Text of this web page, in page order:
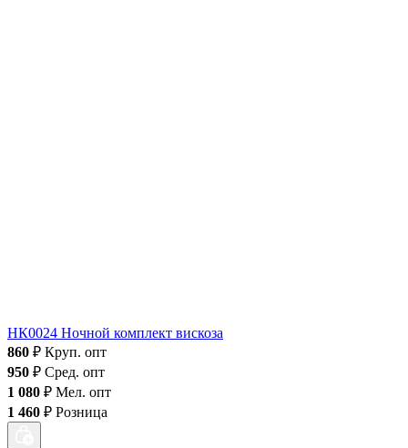
НК0024 Ночной комплект вискоза
860 ₽ Круп. опт
950 ₽ Сред. опт
1 080 ₽ Мел. опт
1 460 ₽ Розница